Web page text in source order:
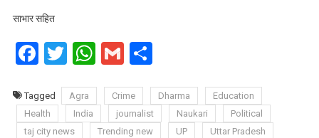
साभार सहित
Facebook
Twitter
WhatsApp
GmailShare
Tagged Agra Crime Dharma
Education
Health
India journalist Naukari
Political
taj city news
Trending new UP Uttar Pradesh